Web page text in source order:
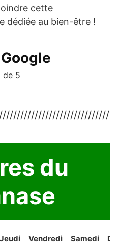
cette
dédiée au bien-être !
de 5
du
Jeudi Vendredi Samedi